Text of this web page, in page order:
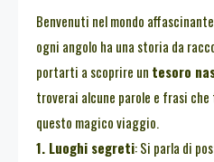
Benvenuti nel mondo
ogni angolo ha una storia da
portarti a scoprire un tesoro
troverai alcune parole e frasi
questo magico viaggio.
1. Luoghi segreti: Si parla di